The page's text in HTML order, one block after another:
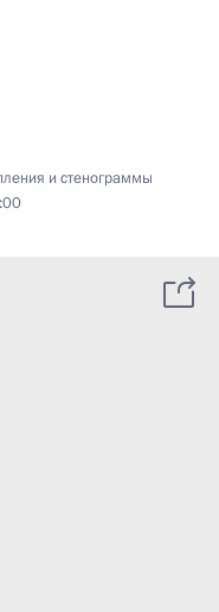
и стенограммы